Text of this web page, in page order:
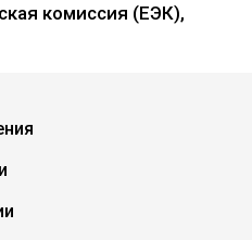
комиссия (ЕЭК),